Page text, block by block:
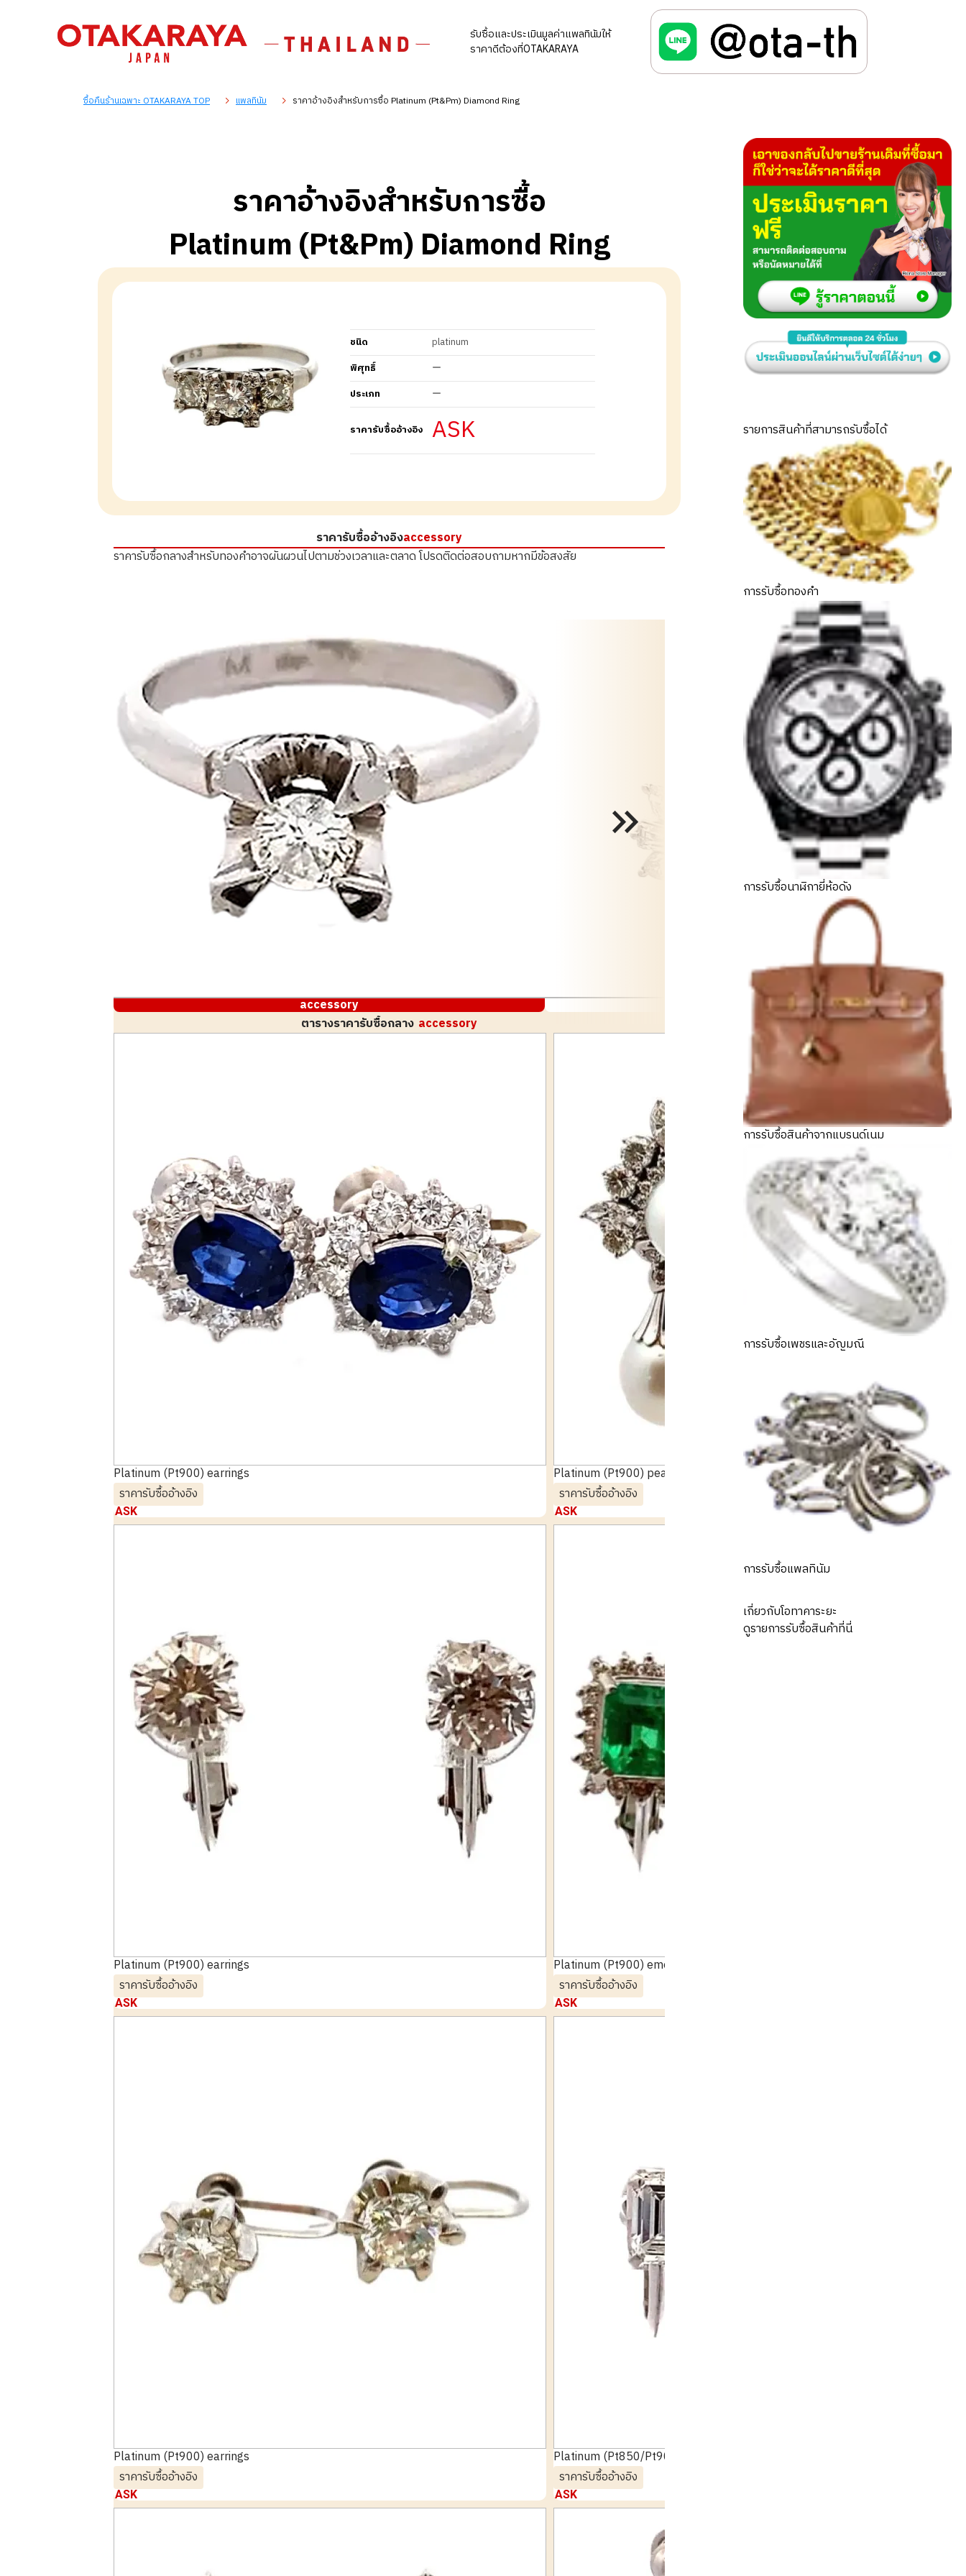
รับซื้อและประเมินมูลค่าแพลทินัมให้
ราคาดีต้องที่OTAKARAYA
ซื้อคืนร้านเฉพาะ OTAKARAYA TOP แพลทินัม ราคาอ้างอิงสำหรับการซื้อ Platinum (Pt&Pm) Diamond Ring
ราคาอ้างอิงสำหรับการซื้อ
Platinum (Pt&Pm) Diamond Ring
ชนิด
platinum
พิศุทธิ์
ー
ประเภท
ー
ราคารับซื้ออ้างอิง ASK
ราคารับซื้ออ้างอิงaccessory
ราคารับซื้อกลางสำหรับทองคำอาจผันผวนไปตามช่วงเวลาและตลาดโปรดติดต่อสอบถามหากมีข้อสงสัย
accessory
ptpm
ตารางราคารับซื้อกลาง accessory
Platinum (Pt900) earrings
ราคารับซื้ออ้างอิง
ASK
Platinum (Pt900) pearl earrings
ราคารับซื้ออ้างอิง
ASK
Platinum (Pt900) earrings
ราคารับซื้ออ้างอิง
ASK
Platinum (Pt900) emerald earrings
ราคารับซื้ออ้างอิง
ASK
Platinum (Pt900) earrings
ราคารับซื้ออ้างอิง
ASK
Platinum (Pt850/Pt900) Earrings
ราคารับซื้ออ้างอิง
ASK
รายการสินค้าที่สามารถรับซื้อได้
การรับซื้อทองคำ
การรับซื้อนาฬิกายี่ห้อดัง
การรับซื้อสินค้าจากแบรนด์เนม
การรับซื้อเพชรและอัญมณี
การรับซื้อแพลทินัม
เกี่ยวกับโอทาคาระยะ
ดูรายการรับซื้อสินค้าที่นี่